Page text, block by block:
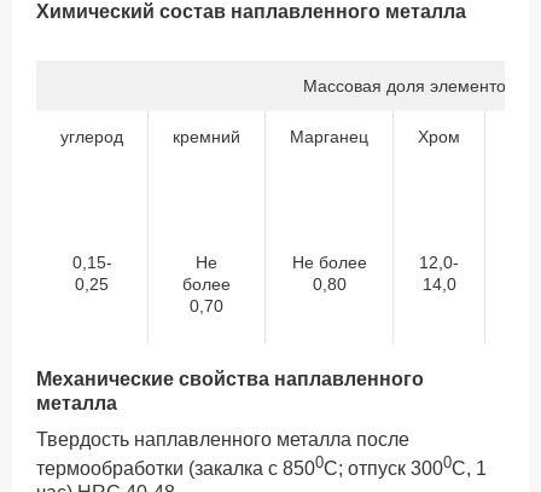
Химический состав наплавленного металла
Массовая доля элементов,%
углерод кремний Марганец Хром
0,15-
0,25
Не
более
0,70
Не более
0,80
12,0-
14,0
Механические свойства наплавленного
металла
Твердость наплавленного металла после
термообработки (закалка с 8500С; отпуск 3000С, 1